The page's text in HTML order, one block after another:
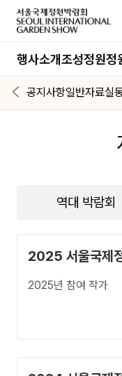
행사소개조성정원정
공지사항일반자료실
역대 박람회
2025 서울국제
2025년 참여 작가